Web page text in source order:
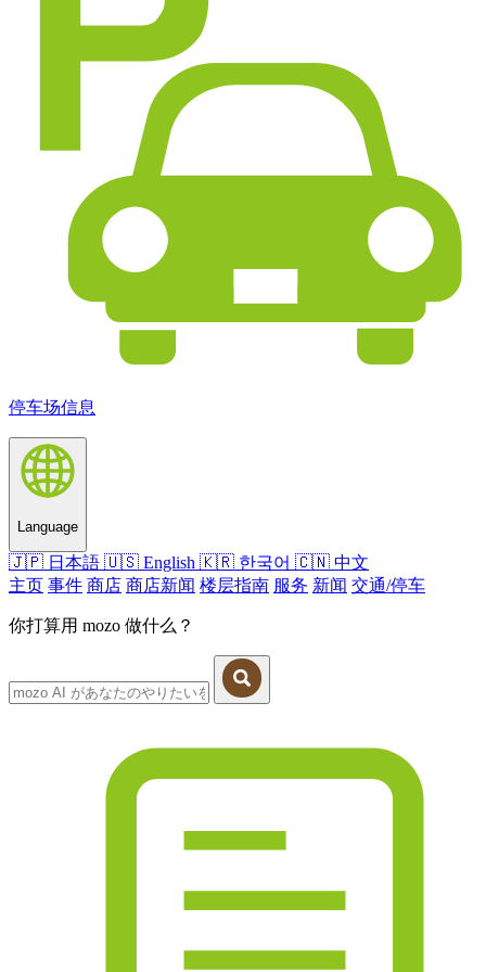
停车场信息
Language
🇯🇵 日本語 🇺🇸 English 🇰🇷 한국어 🇨🇳 中文
主页 事件 商店 商店新闻 楼层指南 服务 新闻 交通/停车
你打算用 mozo 做什么？